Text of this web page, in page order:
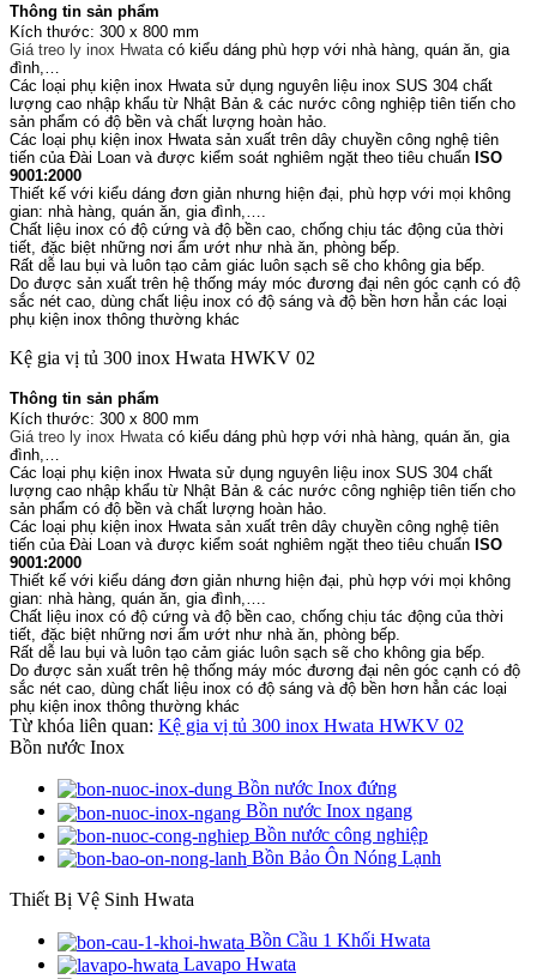
Thông tin sản phẩm
Kích thước: 300 x 800 mm
Giá treo ly inox Hwata có kiểu dáng phù hợp với nhà hàng, quán ăn, gia
đình,…
Các loại phụ kiện inox Hwata sử dụng nguyên liệu inox SUS 304 chất
lượng cao nhập khẩu từ Nhật Bản & các nước công nghiệp tiên tiến cho
sản phẩm có độ bền và chất lượng hoàn hảo.
Các loại phụ kiện inox Hwata sản xuất trên dây chuyền công nghệ tiên
tiến của Đài Loan và được kiểm soát nghiêm ngặt theo tiêu chuẩn ISO
9001:2000
Thiết kế với kiểu dáng đơn giản nhưng hiện đại, phù hợp với mọi không
gian: nhà hàng, quán ăn, gia đình,….
Chất liệu inox có độ cứng và độ bền cao, chống chịu tác động của thời
tiết, đặc biệt những nơi ẩm ướt như nhà ăn, phòng bếp.
Rất dễ lau bụi và luôn tạo cảm giác luôn sạch sẽ cho không gia bếp.
Do được sản xuất trên hệ thống máy móc đương đại nên góc cạnh có độ
sắc nét cao, dùng chất liệu inox có độ sáng và độ bền hơn hẳn các loại
phụ kiện inox thông thường khác
Kệ gia vị tủ 300 inox Hwata HWKV 02
Thông tin sản phẩm
Kích thước: 300 x 800 mm
Giá treo ly inox Hwata có kiểu dáng phù hợp với nhà hàng, quán ăn, gia
đình,…
Các loại phụ kiện inox Hwata sử dụng nguyên liệu inox SUS 304 chất
lượng cao nhập khẩu từ Nhật Bản & các nước công nghiệp tiên tiến cho
sản phẩm có độ bền và chất lượng hoàn hảo.
Các loại phụ kiện inox Hwata sản xuất trên dây chuyền công nghệ tiên
tiến của Đài Loan và được kiểm soát nghiêm ngặt theo tiêu chuẩn ISO
9001:2000
Thiết kế với kiểu dáng đơn giản nhưng hiện đại, phù hợp với mọi không
gian: nhà hàng, quán ăn, gia đình,….
Chất liệu inox có độ cứng và độ bền cao, chống chịu tác động của thời
tiết, đặc biệt những nơi ẩm ướt như nhà ăn, phòng bếp.
Rất dễ lau bụi và luôn tạo cảm giác luôn sạch sẽ cho không gia bếp.
Do được sản xuất trên hệ thống máy móc đương đại nên góc cạnh có độ
sắc nét cao, dùng chất liệu inox có độ sáng và độ bền hơn hẳn các loại
phụ kiện inox thông thường khác
Từ khóa liên quan: Kệ gia vị tủ 300 inox Hwata HWKV 02
Bồn nước Inox
Bồn nước Inox đứng
Bồn nước Inox ngang
Bồn nước công nghiệp
Bồn Bảo Ôn Nóng Lạnh
Thiết Bị Vệ Sinh Hwata
Bồn Cầu 1 Khối Hwata
Lavapo Hwata